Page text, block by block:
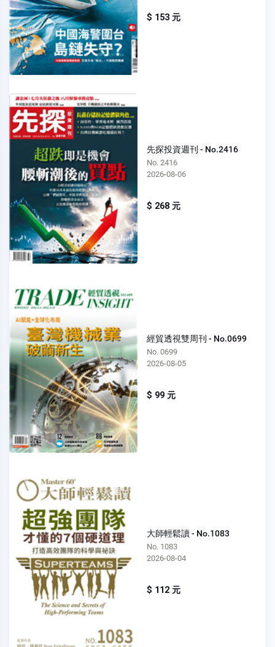
$ 153 元
先探投資週刊 - No.2416
No. 2416
2026-08-06
$ 268 元
經貿透視雙周刊 - No.0699
No. 0699
2026-08-05
$ 99 元
大師輕鬆讀 - No.1083
No. 1083
2026-08-04
$ 112 元